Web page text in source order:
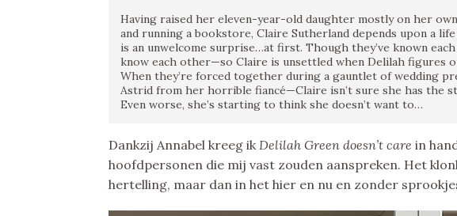
Having raised her eleven-year-old daughter mostly on her
and running a bookstore, Claire Sutherland depends upon a
is an unwelcome surprise…at first. Though they’ve known
know each other—so Claire is unsettled when Delilah figures
When they’re forced together during a gauntlet of wedding
Astrid from her horrible fiancé—Claire isn’t sure she has the
Even worse, she’s starting to think she doesn’t want to…
Dankzij Annabel kreeg ikDelilah Green doesn’t care in
hoofdpersonen die mij vast zouden aanspreken. Het
hertelling, maar dan in het hier en nu en zonder